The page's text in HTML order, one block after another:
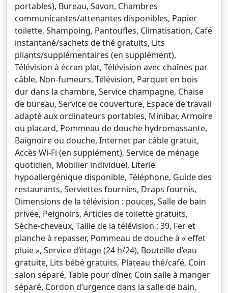
portables), Bureau, Savon, Chambres
communicantes/attenantes disponibles, Papier
toilette, Shampoing, Pantoufles, Climatisation, Café
instantané/sachets de thé gratuits, Lits
pliants/supplémentaires (en supplément),
Télévision à écran plat, Télévision avec chaînes par
câble, Non-fumeurs, Télévision, Parquet en bois
dur dans la chambre, Service champagne, Chaise
de bureau, Service de couverture, Espace de travail
adapté aux ordinateurs portables, Minibar, Armoire
ou placard, Pommeau de douche hydromassante,
Baignoire ou douche, Internet par câble gratuit,
Accès Wi-Fi (en supplément), Service de ménage
quotidien, Mobilier individuel, Literie
hypoallergénique disponible, Téléphone, Guide des
restaurants, Serviettes fournies, Draps fournis,
Dimensions de la télévision : pouces, Salle de bain
privée, Peignoirs, Articles de toilette gratuits,
Sèche-cheveux, Taille de la télévision : 39, Fer et
planche à repasser, Pommeau de douche à « effet
pluie », Service d’étage (24 h/24), Bouteille d’eau
gratuite, Lits bébé gratuits, Plateau thé/café, Coin
salon séparé, Table pour dîner, Coin salle à manger
séparé, Cordon d’urgence dans la salle de bain,